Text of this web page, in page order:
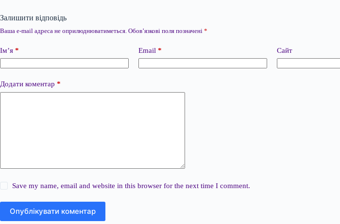
Залишити відповідь
Ваша e-mail адреса не оприлюднюватиметься. Обов’язкові поля позначені *
Ім’я * Email * Сайт
Додати коментар *
Save my name, email and website in this browser for the next time I comment.
Опублікувати коментар